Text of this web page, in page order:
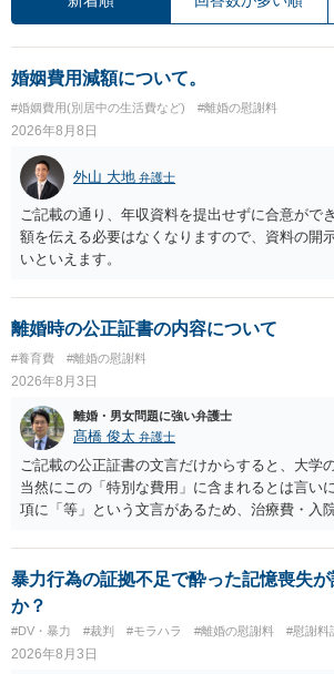
婚姻費用減額について。
#婚姻費用(別居中の生活費など) #離婚の慰謝料
2026年8月8日
外山 大地 弁護士
ご記載の通り、年収資料を提出せずに合意がで
額を伝える必要はなくなりますので、資料の開
いといえます。
離婚時の公正証書の内容について
#養育費 #離婚の慰謝料
2026年8月3日
離婚・男女問題に強い弁護士
髙橋 俊太 弁護士
ご記載の公正証書の文言だけからすると、大学
当然にこの「特別な費用」に含まれるとは言い
項に「等」という文言があるため、治療費・入
れていますので、通常は、病気や事故によって
療費その他これに類する特別支出を念頭に置い
です。したがって、大学の入学金、授業料、受
ついてまで、「この条項があるから当然に半額
は言いにくいと思われます。なお、通常、大学
担すべきかについては、離婚時の合意内容のほ
暴力行為の証拠不足で酔った記憶喪失
か？
#DV・暴力 #裁判 #モラハラ #離婚の慰謝料 #慰謝料
2026年8月3日